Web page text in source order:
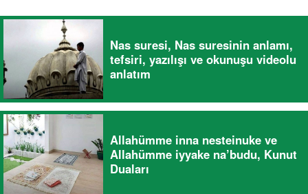
Nas suresi, Nas suresinin anlamı,
tefsiri, yazılışı ve okunuşu videolu
anlatım
Allahümme inna nesteinuke ve
Allahümme iyyake na’budu, Kunut
Duaları